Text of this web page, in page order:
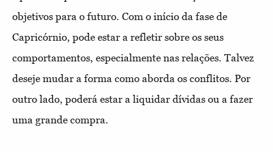
objetivos para o futuro. Com o início da fase de
Capricórnio, pode estar a refletir sobre os seus
comportamentos, especialmente nas relações. Talvez
deseje mudar a forma como aborda os conflitos. Por
outro lado, poderá estar a liquidar dívidas ou a fazer
uma grande compra.